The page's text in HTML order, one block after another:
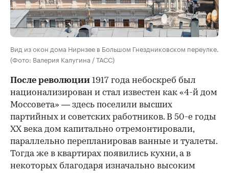
Вид из окон дома Нирнзее в Большом Гнездниковском переулке.
(Фото: Валерия Калугина / ТАСС)
После революции 1917 года небоскреб был
национализирован и стал известен как «4-й дом
Моссовета» — здесь поселили высших
партийных и советских работников. В 50-е годы
ХХ века дом капитально отремонтировали,
параллельно перепланировав ванные и туалеты.
Тогда же в квартирах появились кухни, а в
некоторых благодаря изначально высоким